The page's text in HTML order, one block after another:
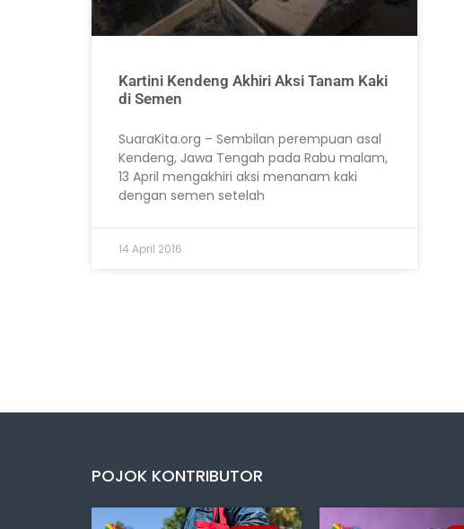
Kartini Kendeng Akhiri Aksi Tanam Kaki
di Semen
SuaraKita.org – Sembilan perempuan asal
Kendeng, Jawa Tengah pada Rabu malam,
13 April mengakhiri aksi menanam kaki
dengan semen setelah
14 April 2016
POJOK KONTRIBUTOR